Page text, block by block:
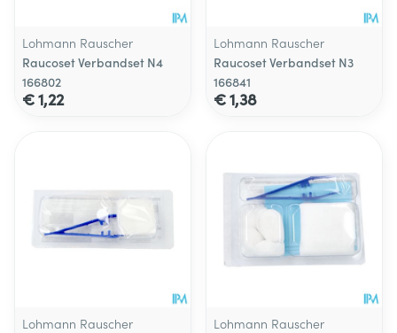
Lohmann Rauscher
Raucoset Verbandset N4
166802
€ 1,22
Lohmann Rauscher
Raucoset Verbandset N3
166841
€ 1,38
Lohmann Rauscher
Lohmann Rauscher